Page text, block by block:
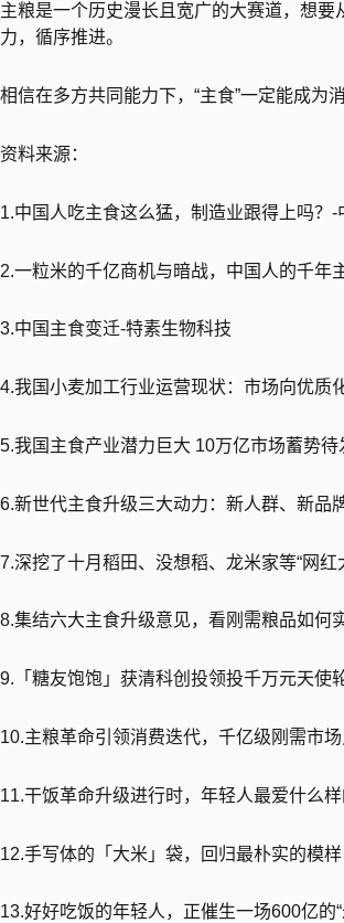
主粮是一个历史漫长且宽广的大赛道，想
力，循序推进。
相信在多方共同能力下，“主食”一定能成为
资料来源：
1.中国人吃主食这么猛，制造业跟得上吗？-
2.一粒米的千亿商机与暗战，中国人的千年
3.中国主食变迁-特素生物科技
4.我国小麦加工行业运营现状：市场向优质
5.我国主食产业潜力巨大 10万亿市场蓄势待
6.新世代主食升级三大动力：新人群、新品
7.深挖了十月稻田、没想稻、龙米家等“网红
8.集结六大主食升级意见，看刚需粮品如何
9.「糖友饱饱」获清科创投领投千万元天使
10.主粮革命引领消费迭代，千亿级刚需市
11.干饭革命升级进行时，年轻人最爱什么
12.手写体的「大米」袋，回归最朴实的模
13.好好吃饭的年轻人，正催生一场600亿的